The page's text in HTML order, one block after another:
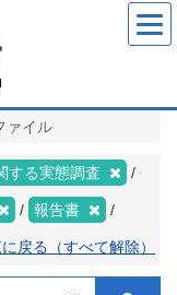
ァイル
する実態調査
報告書
戻る（すべて解除）